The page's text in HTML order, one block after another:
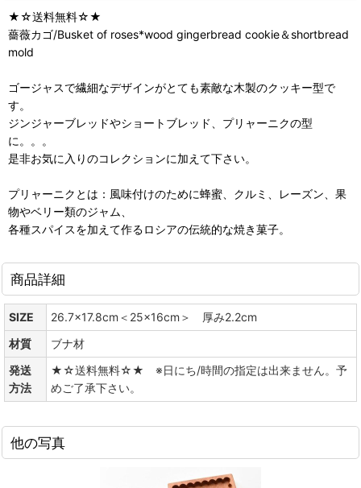
★☆送料無料☆★
薔薇カゴ/Busket of roses*wood gingerbread cookie＆shortbread
mold
ゴージャスで繊細なデザインがとても素敵な木製のクッキー型で
す。
ジンジャーブレッドやショートブレッド、プリャーニクの型
に。。。
是非お気に入りのコレクションに加えて下さい。
プリャーニクとは：風味付けのために蜂蜜、クルミ、レーズン、果
物やベリー類のジャム、
各種スパイスを加えて作るロシアの伝統的な焼き菓子。
商品詳細
SIZE
26.7x17.8cm＜25x16cm＞ 厚み2.2cm
材質
ブナ材
発送
方法
★☆送料無料☆★ ※日にち/時間の指定は出来ません。予
めご了承下さい。
他の写真